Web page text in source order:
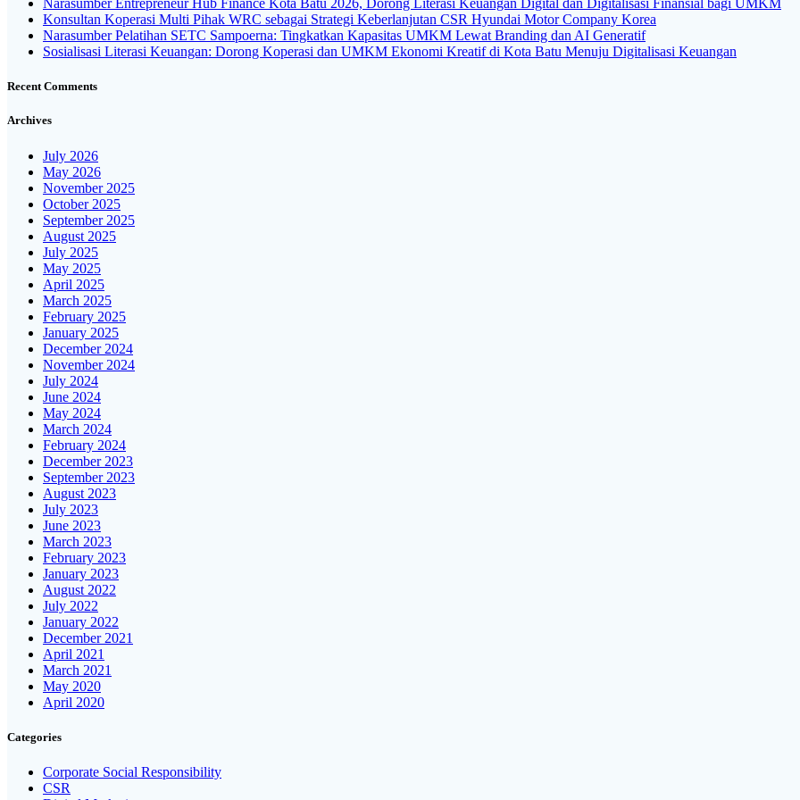
Narasumber Entrepreneur Hub Finance Kota Batu 2026, Dorong Literasi Keuangan Digital dan Digitalisasi Finansial bagi UMKM
Konsultan Koperasi Multi Pihak WRC sebagai Strategi Keberlanjutan CSR Hyundai Motor Company Korea
Narasumber Pelatihan SETC Sampoerna: Tingkatkan Kapasitas UMKM Lewat Branding dan AI Generatif
Sosialisasi Literasi Keuangan: Dorong Koperasi dan UMKM Ekonomi Kreatif di Kota Batu Menuju Digitalisasi Keuangan
Recent Comments
Archives
July 2026
May 2026
November 2025
October 2025
September 2025
August 2025
July 2025
May 2025
April 2025
March 2025
February 2025
January 2025
December 2024
November 2024
July 2024
June 2024
May 2024
March 2024
February 2024
December 2023
September 2023
August 2023
July 2023
June 2023
March 2023
February 2023
January 2023
August 2022
July 2022
January 2022
December 2021
April 2021
March 2021
May 2020
April 2020
Categories
Corporate Social Responsibility
CSR